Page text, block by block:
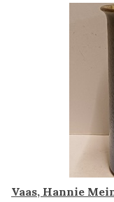
Vaas, Hannie